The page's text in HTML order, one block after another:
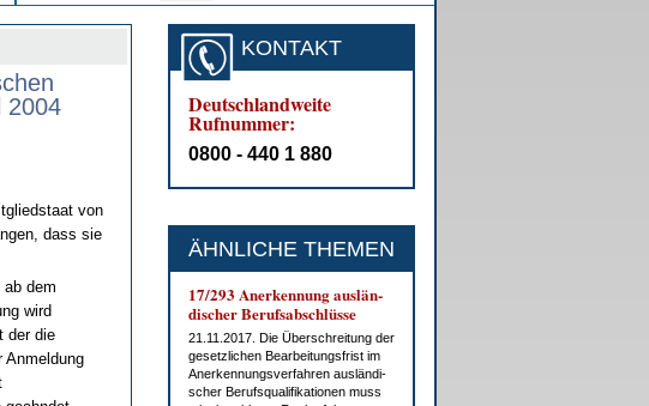
2004
von
dass sie
dem
wird
der die
Anmeldung
KONTAKT
Deutschlandweite
Rufnummer:
0800 - 440 1 880
ÄHNLICHE THEMEN
17/293 An­er­ken­nung aus­län­
di­scher Be­rufs­ab­schlüs­se
21.11.2017. Die Über­schrei­tung der
ge­setz­li­chen Be­ar­bei­tungs­frist im
An­er­ken­nungs­ver­fah­ren aus­län­di­
scher Be­rufs­qua­li­fi­ka­tio­nen muss